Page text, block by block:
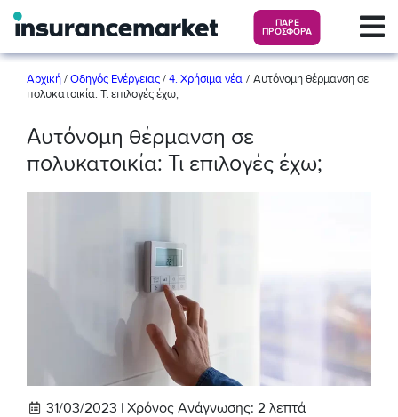
ΠΑΡΕ
ΠΡΟΣΦΟΡΑ
Αρχική / Οδηγός Ενέργειας / 4. Χρήσιμα νέα / Αυτόνομη θέρμανση σε
πολυκατοικία: Τι επιλογές έχω;
Αυτόνομη θέρμανση σε
πολυκατοικία: Τι επιλογές έχω;
31/03/2023 | Χρόνος Ανάγνωσης: 2 λεπτά